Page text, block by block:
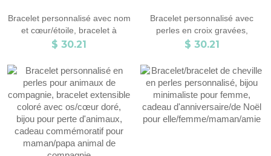
Bracelet personnalisé avec nom
et cœur/étoile, bracelet à
chaîne gourmette avec initiales,
d'anniversaire/d'anniversaire/de
Saint-Valentin pour elle
$ 30.21
Bracelet personnalisé avec
perles en croix gravées,
bracelet chrétien réglable en
cadeau d'anniversaire, de Noël
ou de fête des pères pour
lui/papa/amis
$ 30.21